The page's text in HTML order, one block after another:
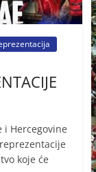
i Hercegovine
koje će